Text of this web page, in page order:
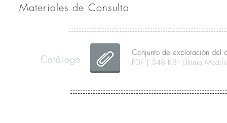
Materiales de Consulta
Catálogo
Conjunto de exploración del
PDF | 348 KB - Última